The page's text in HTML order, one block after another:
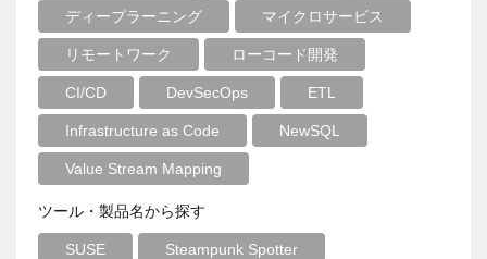
ディープラーニング マイクロサービス
リモートワーク ローコード開発
CI/CD DevSecOps ETL
Infrastructure as Code NewSQL
Value Stream Mapping
ツール・製品名から探す
SUSE Steampunk Spotter